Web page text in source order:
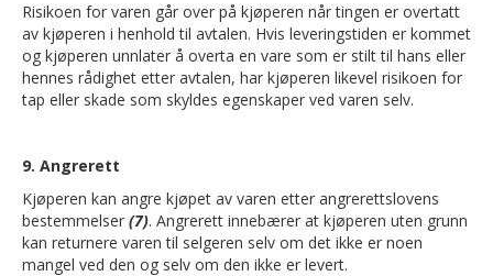
Risikoen for varen går over på kjøperen når tingen er overtatt
av kjøperen i henhold til avtalen. Hvis leveringstiden er kommet
og kjøperen unnlater å overta en vare som er stilt til hans eller
hennes rådighet etter avtalen, har kjøperen likevel risikoen for
tap eller skade som skyldes egenskaper ved varen selv.
9. Angrerett
Kjøperen kan angre kjøpet av varen etter angrerettslovens
bestemmelser (7). Angrerett innebærer at kjøperen uten grunn
kan returnere varen til selgeren selv om det ikke er noen
mangel ved den og selv om den ikke er levert.